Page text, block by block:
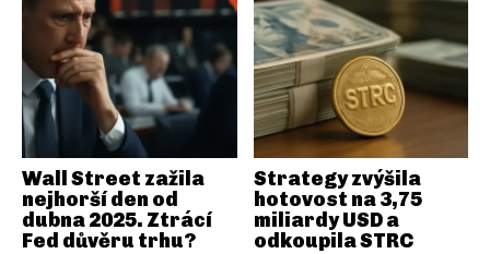
Wall Street zažila
nejhorší den od
dubna 2025. Ztrácí
Fed důvěru trhu?
Strategy zvýšila
hotovost na 3,75
miliardy USD a
odkoupila STRC